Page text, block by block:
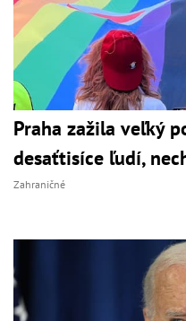
Praha zažila veľký
desaťtisíce ľudí,
Zahraničné